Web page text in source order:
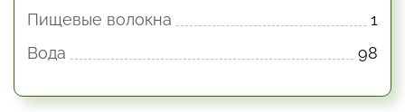
Пищевые волокна
1
Вода
98